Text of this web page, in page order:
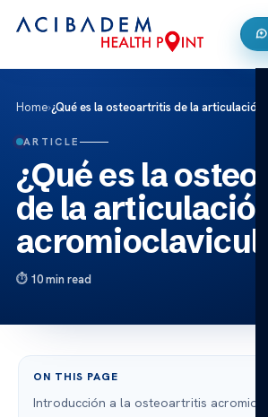
Home›¿Qué es la osteoartritis de la
ARTICLE
¿Qué es la
de la articulación
10 min read
ON THIS PAGE
Introducción a la osteoartritis